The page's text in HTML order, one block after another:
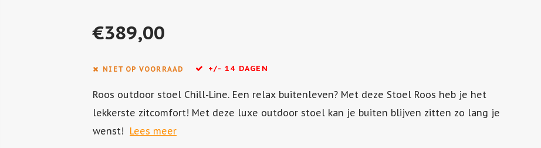
€389,00
NIET OP VOORRAAD +/- 14 DAGEN
Roos outdoor stoel Chill-Line. Een relax buitenleven? Met deze Stoel Roos heb je het
lekkerste zitcomfort! Met deze luxe outdoor stoel kan je buiten blijven zitten zo lang je
wenst! Lees meer